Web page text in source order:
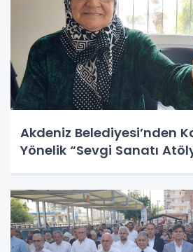
Akdeniz Belediyesi’nden
Yönelik “Sevgi Sanatı